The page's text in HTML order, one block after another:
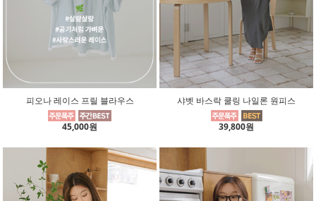
피오나 레이스 프릴 블라우스
45,000원
샤벳 바스락 쿨링 나일론 원피스
39,800원